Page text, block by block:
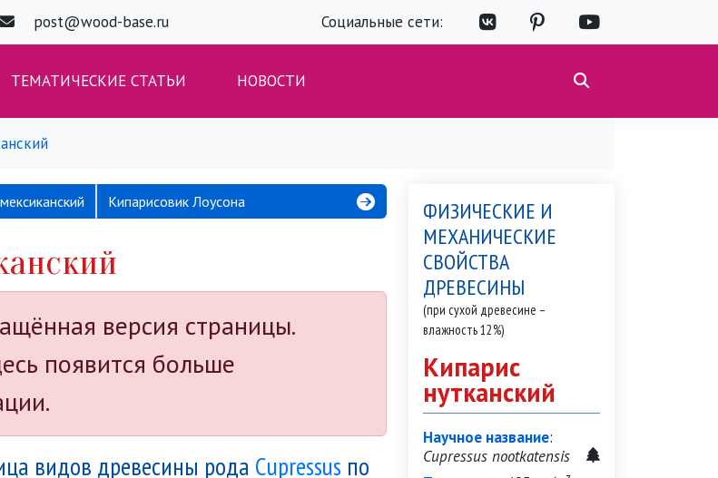
post@wood-base.ru Социальные сети:
ТЕМАТИЧЕСКИЕ СТАТЬИ НОВОСТИ
Кипарисовик Лоусона
версия страницы.
появится больше
видов древесины рода Cupressus по
ФИЗИЧЕСКИЕ И
МЕХАНИЧЕСКИЕ
СВОЙСТВА
ДРЕВЕСИНЫ
(при сухой древесине –
влажность 12%)
Кипарис
нутканский
Научное название:
Cupressus nootkatensis